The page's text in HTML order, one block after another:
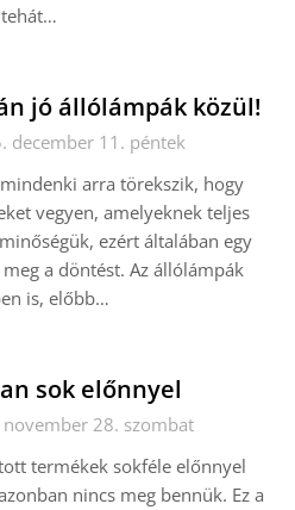
tehát…
jó állólámpák közül!
december 11. péntek
arra törekszik, hogy
vegyen, amelyeknek teljes
ezért általában egy
a döntést. Az állólámpák
is, előbb…
sok előnnyel
28. szombat
termékek sokféle előnnyel
nincs meg bennük. Ez a